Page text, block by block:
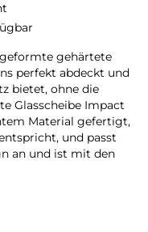
gehärtete
perfekt abdeckt und
bietet, ohne die
Glasscheibe Impact
Material gefertigt,
und passt
an und ist mit den